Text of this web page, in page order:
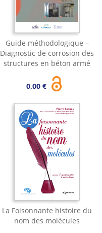
Guide méthodologique –
Diagnostic de corrosion des
structures en béton armé
0,00 €
La Foisonnante histoire du
nom des molécules